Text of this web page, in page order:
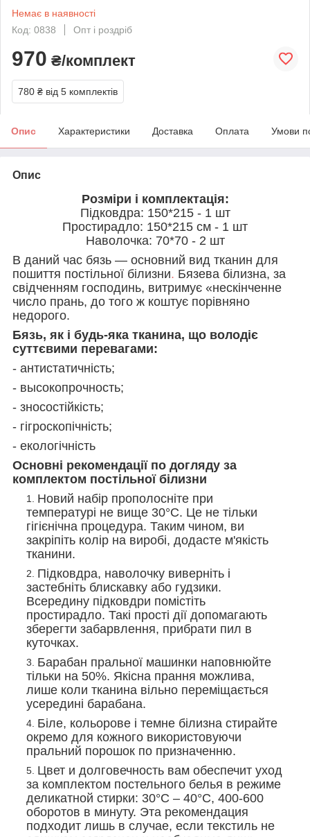
Немає в наявності
Код: 0838
Опт і роздріб
970 ₴/комплект
780 ₴ від 5 комплектів
Опис Характеристики Доставка Оплата Умови
Опис
Розміри і комплектація:
Підковдра: 150*215 - 1 шт
Простирадло: 150*215 см - 1 шт
Наволочка: 70*70 - 2 шт
В даний час бязь — основний вид тканин для
пошиття постільної білизни. Бязева білизна, за
свідченням господинь, витримує «нескінченне
число прань, до того ж коштує порівняно
недорого.
Бязь, як і будь-яка тканина, що володіє
суттєвими перевагами:
- антистатичність;
- высокопрочность;
- зносостійкість;
- гігроскопічність;
- екологічність
Основні рекомендації по догляду за
комплектом постільної білизни
Новий набір прополосніте при
температурі не вище 30°С. Це не тільки
гігієнічна процедура. Таким чином, ви
закріпіть колір на виробі, додасте м'якість
тканини.
Підковдра, наволочку виверніть і
застебніть блискавку або гудзики.
Всередину підковдри помістіть
простирадло. Такі прості дії допомагають
зберегти забарвлення, прибрати пил в
куточках.
Барабан пральної машинки наповнюйте
тільки на 50%. Якісна прання можлива,
лише коли тканина вільно переміщається
усередині барабана.
Біле, кольорове і темне білизна стирайте
окремо для кожного використовуючи
пральний порошок по призначенню.
Цвет и долговечность вам обеспечит уход
за комплектом постельного белья в режиме
деликатной стирки: 30°С – 40°С, 400-600
оборотов в минуту. Эта рекомендация
подходит лишь в случае, если текстиль не